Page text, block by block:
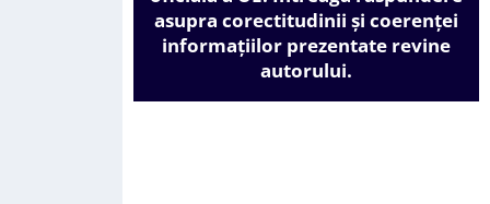
asupra corectitudinii și coerenței
informațiilor prezentate revine
autorului.